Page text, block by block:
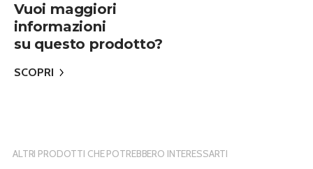
Vuoi maggiori
informazioni
su questo prodotto?
SCOPRI
ALTRI PRODOTTI CHE POTREBBERO INTERESSARTI